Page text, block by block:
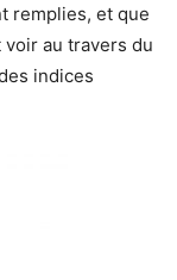
remplies, et que
voir au travers du
indices